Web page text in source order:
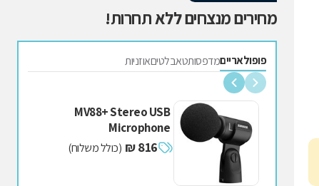
מחירים מנצחים ללא תחרות!
פופולארייםמדפסותטאבלטיםאוזניות
MV88+ Stereo USB
Microphone
816 ₪ (כולל משלוח)